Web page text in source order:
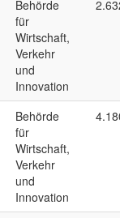
Behörde
für
Wirtschaft,
Verkehr
und
Innovation
Behörde
für
Wirtschaft,
Verkehr
und
Innovation